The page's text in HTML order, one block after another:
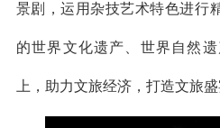
景剧，运用杂技艺术特色进行
的世界文化遗产、世界自然
上，助力文旅经济，打造文旅盛